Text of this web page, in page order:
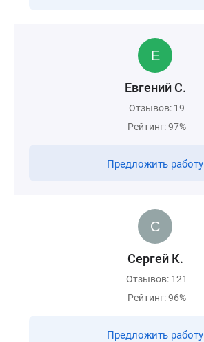
Евгений С.
Отзывов: 19
Рейтинг: 97%
Предложить работу
Сергей К.
Отзывов: 121
Рейтинг: 96%
Предложить работу